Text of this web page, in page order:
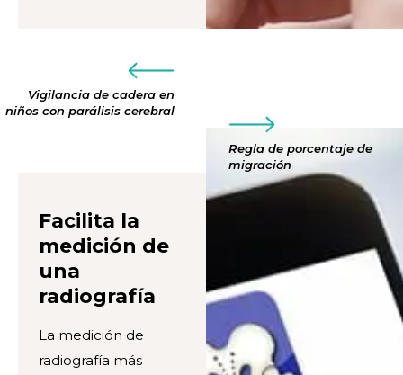
Vigilancia de cadera en
niños con parálisis cerebral
Regla de porcentaje de
migración
Facilita la
medición de
una
radiografía
La medición de
radiografía más